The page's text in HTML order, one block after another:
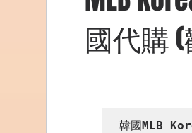
國代購 (
韓國MLB